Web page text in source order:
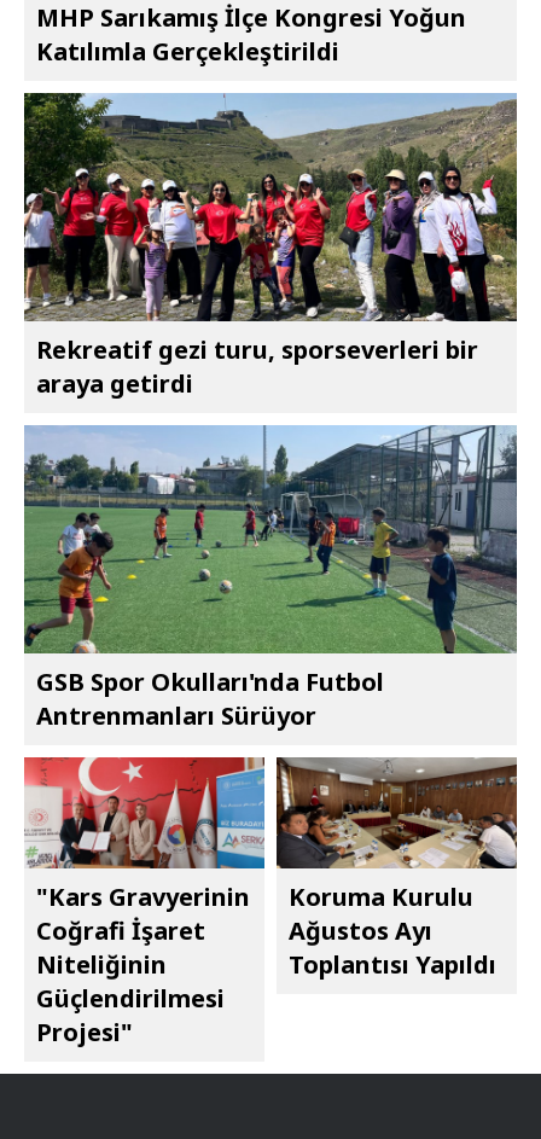
MHP Sarıkamış İlçe Kongresi Yoğun
Katılımla Gerçekleştirildi
Rekreatif gezi turu, sporseverleri bir
araya getirdi
GSB Spor Okulları'nda Futbol
Antrenmanları Sürüyor
"Kars Gravyerinin
Coğrafi İşaret
Niteliğinin
Güçlendirilmesi
Projesi"
Koruma Kurulu
Ağustos Ayı
Toplantısı Yapıldı